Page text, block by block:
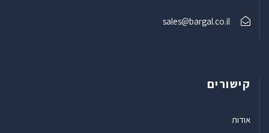
sales@bargal.co.il
קישורים
אודות